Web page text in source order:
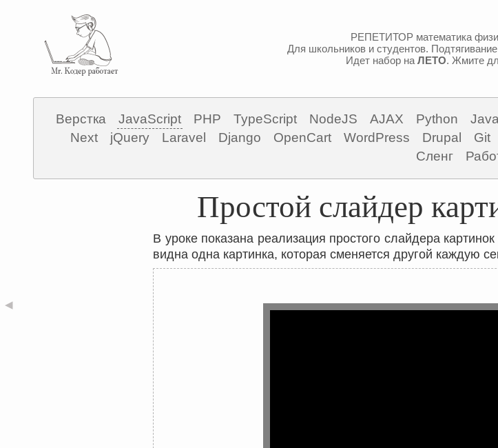
РЕПЕТИТОР математика
Для школьников и студентов.
Идет набор на ЛЕТО. Жмите
Верстка JavaScript PHP TypeScript NodeJS AJAX Python Java
Next
jQuery Laravel Django OpenCart WordPress Drupal Git
Сленг
◀
Простой слайдер
В уроке показана реализация простого слайдера
видна одна картинка, которая сменяется другой каждую